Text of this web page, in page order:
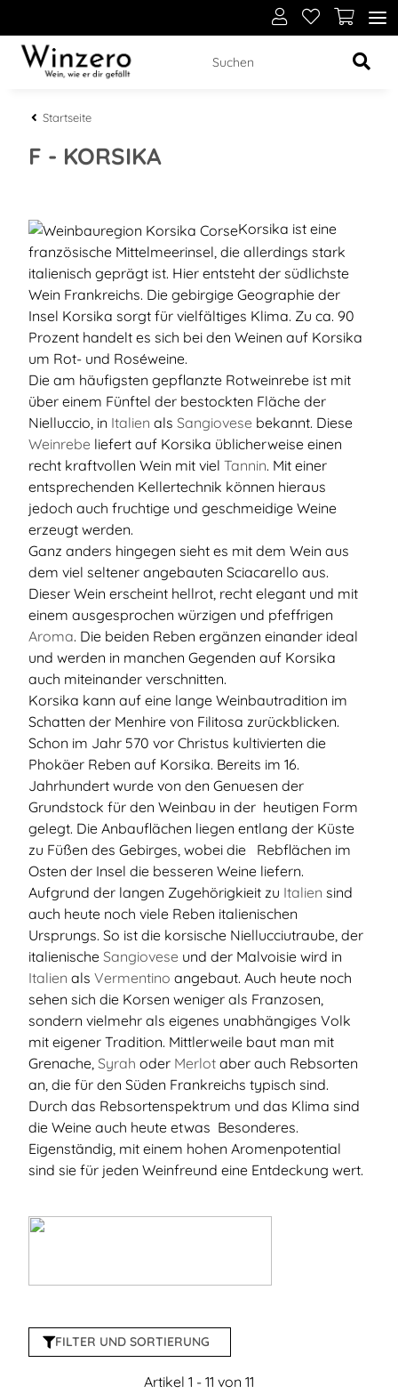
Startseite
F - KORSIKA
Korsika ist eine
französische Mittelmeerinsel, die allerdings stark
italienisch geprägt ist. Hier entsteht der südlichste
Wein Frankreichs. Die gebirgige Geographie der
Insel Korsika sorgt für vielfältiges Klima. Zu ca. 90
Prozent handelt es sich bei den Weinen auf Korsika
um Rot- und Roséweine.
Die am häufigsten gepflanzte Rotweinrebe ist mit
über einem Fünftel der bestockten Fläche der
Nielluccio, in Italien als Sangiovese bekannt. Diese
Weinrebe liefert auf Korsika üblicherweise einen
recht kraftvollen Wein mit viel Tannin. Mit einer
entsprechenden Kellertechnik können hieraus
jedoch auch fruchtige und geschmeidige Weine
erzeugt werden.
Ganz anders hingegen sieht es mit dem Wein aus
dem viel seltener angebauten Sciacarello aus.
Dieser Wein erscheint hellrot, recht elegant und mit
einem ausgesprochen würzigen und pfeffrigen
Aroma. Die beiden Reben ergänzen einander ideal
und werden in manchen Gegenden auf Korsika
auch miteinander verschnitten.
Korsika kann auf eine lange Weinbautradition im
Schatten der Menhire von Filitosa zurückblicken.
Schon im Jahr 570 vor Christus kultivierten die
Phokäer Reben auf Korsika. Bereits im 16.
Jahrhundert wurde von den Genuesen der
Grundstock für den Weinbau in der heutigen Form
gelegt. Die Anbauflächen liegen entlang der Küste
zu Füßen des Gebirges, wobei die Rebflächen im
Osten der Insel die besseren Weine liefern.
Aufgrund der langen Zugehörigkieit zu Italien sind
auch heute noch viele Reben italienischen
Ursprungs. So ist die korsische Niellucciutraube, der
italienische Sangiovese und der Malvoisie wird in
Italien als Vermentino angebaut. Auch heute noch
sehen sich die Korsen weniger als Franzosen,
sondern vielmehr als eigenes unabhängiges Volk
mit eigener Tradition. Mittlerweile baut man mit
Grenache, Syrah oder Merlot aber auch Rebsorten
an, die für den Süden Frankreichs typisch sind.
Durch das Rebsortenspektrum und das Klima sind
die Weine auch heute etwas Besonderes.
Eigenständig, mit einem hohen Aromenpotential
sind sie für jeden Weinfreund eine Entdeckung wert.
FILTER UND SORTIERUNG
Artikel 1 - 11 von 11